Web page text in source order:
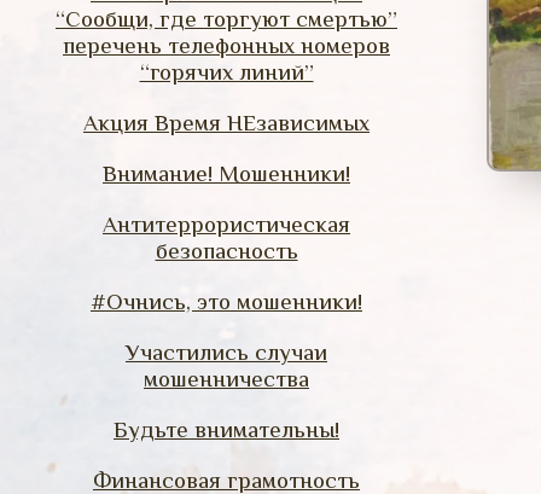
“Сообщи, где торгуют смертью”
перечень телефонных номеров
“горячих линий”
Акция Время НЕзависимых
Внимание! Мошенники!
Антитеррористическая
безопасность
#Очнись, это мошенники!
Участились случаи
мошенничества
Будьте внимательны!
Финансовая грамотность